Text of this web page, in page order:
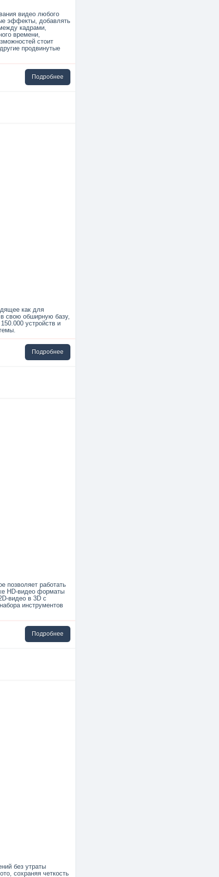
видео любого
эффекты, добавлять
кадрами,
времени,
стоит
продвинутые
Подробнее
как для
свою обширную базу,
устройств и
Подробнее
позволяет работать
HD-видео форматы
видео в 3D с
инструментов
Подробнее
без утраты
сохраняя четкость